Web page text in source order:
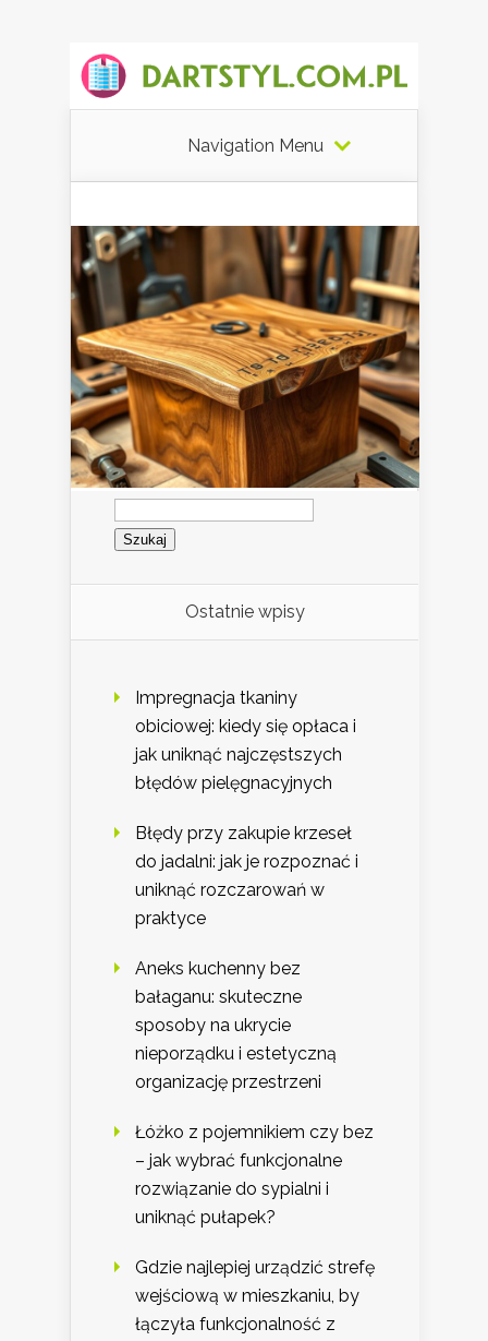
Navigation Menu
Szukaj:
Ostatnie wpisy
Impregnacja tkaniny
obiciowej: kiedy się opłaca i
jak uniknąć najczęstszych
błędów pielęgnacyjnych
Błędy przy zakupie krzeseł
do jadalni: jak je rozpoznać i
uniknąć rozczarowań w
praktyce
Aneks kuchenny bez
bałaganu: skuteczne
sposoby na ukrycie
nieporządku i estetyczną
organizację przestrzeni
Łóżko z pojemnikiem czy bez
– jak wybrać funkcjonalne
rozwiązanie do sypialni i
uniknąć pułapek?
Gdzie najlepiej urządzić strefę
wejściową w mieszkaniu, by
łączyła funkcjonalność z